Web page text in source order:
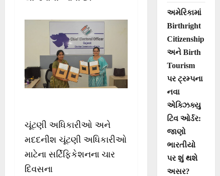
ચૂંટણી અધિકારીઓ અને
મદદનીશ ચૂંટણી અધિકારીઓ
માટેના સર્ટિફિકેશનના ચાર
દિવસના
અમેરિકામાં
Birthright
Citizenship
અને Birth
Tourism
પર ટ્રમ્પના
નવા
એક્ઝિક્યુ
ટિવ ઓર્ડર:
જાણો
ભારતીયો
પર શું થશે
અસર?